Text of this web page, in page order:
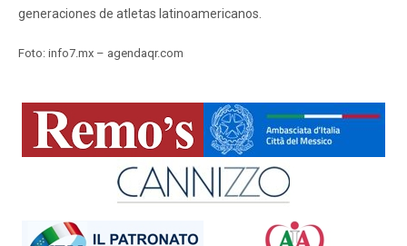
generaciones de atletas latinoamericanos.
Foto: info7.mx – agendaqr.com